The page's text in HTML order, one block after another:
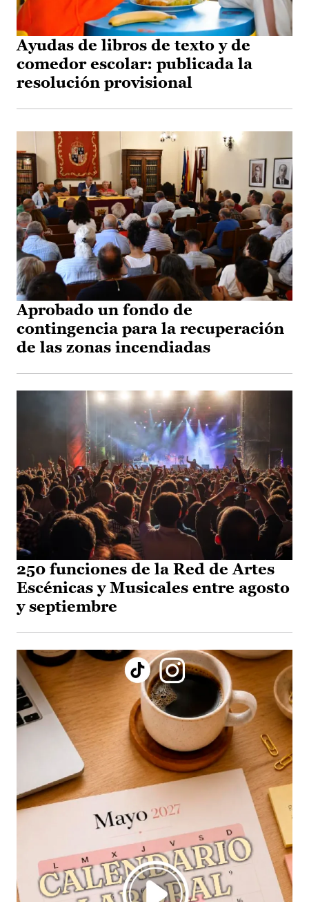
Ayudas de libros de texto y de
comedor escolar: publicada la
resolución provisional
Aprobado un fondo de
contingencia para la recuperación
de las zonas incendiadas
250 funciones de la Red de Artes
Escénicas y Musicales entre agosto
y septiembre